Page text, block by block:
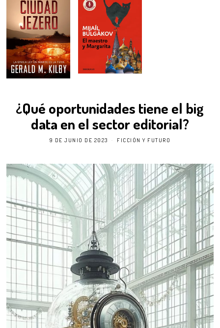
¿Qué oportunidades tiene el big
data en el sector editorial?
9 DE JUNIO DE 2023 FICCIÓN Y FUTURO